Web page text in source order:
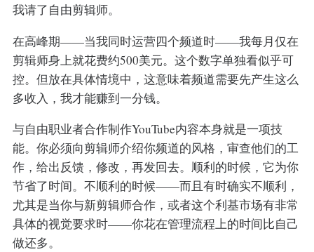
我请了自由剪辑师。
在高峰期——当我同时运营四个频道时——我每月仅在
剪辑师身上就花费约500美元。这个数字单独看似乎可
控。但放在具体情境中，这意味着频道需要先产生这么
多收入，我才能赚到一分钱。
与自由职业者合作制作YouTube内容本身就是一项技
能。你必须向剪辑师介绍你频道的风格，审查他们的工
作，给出反馈，修改，再发回去。顺利的时候，它为你
节省了时间。不顺利的时候——而且有时确实不顺利，
尤其是当你与新剪辑师合作，或者这个利基市场有非常
具体的视觉要求时——你花在管理流程上的时间比自己
做还多。